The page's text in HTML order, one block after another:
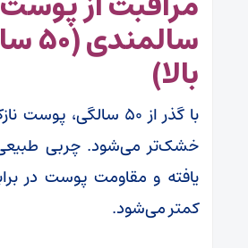
بالا)
با گذر از ۵۰ سالگی،
خشک‌تر می‌شود. چربی
یافته و مقاومت پوست در
کمتر می‌شود.